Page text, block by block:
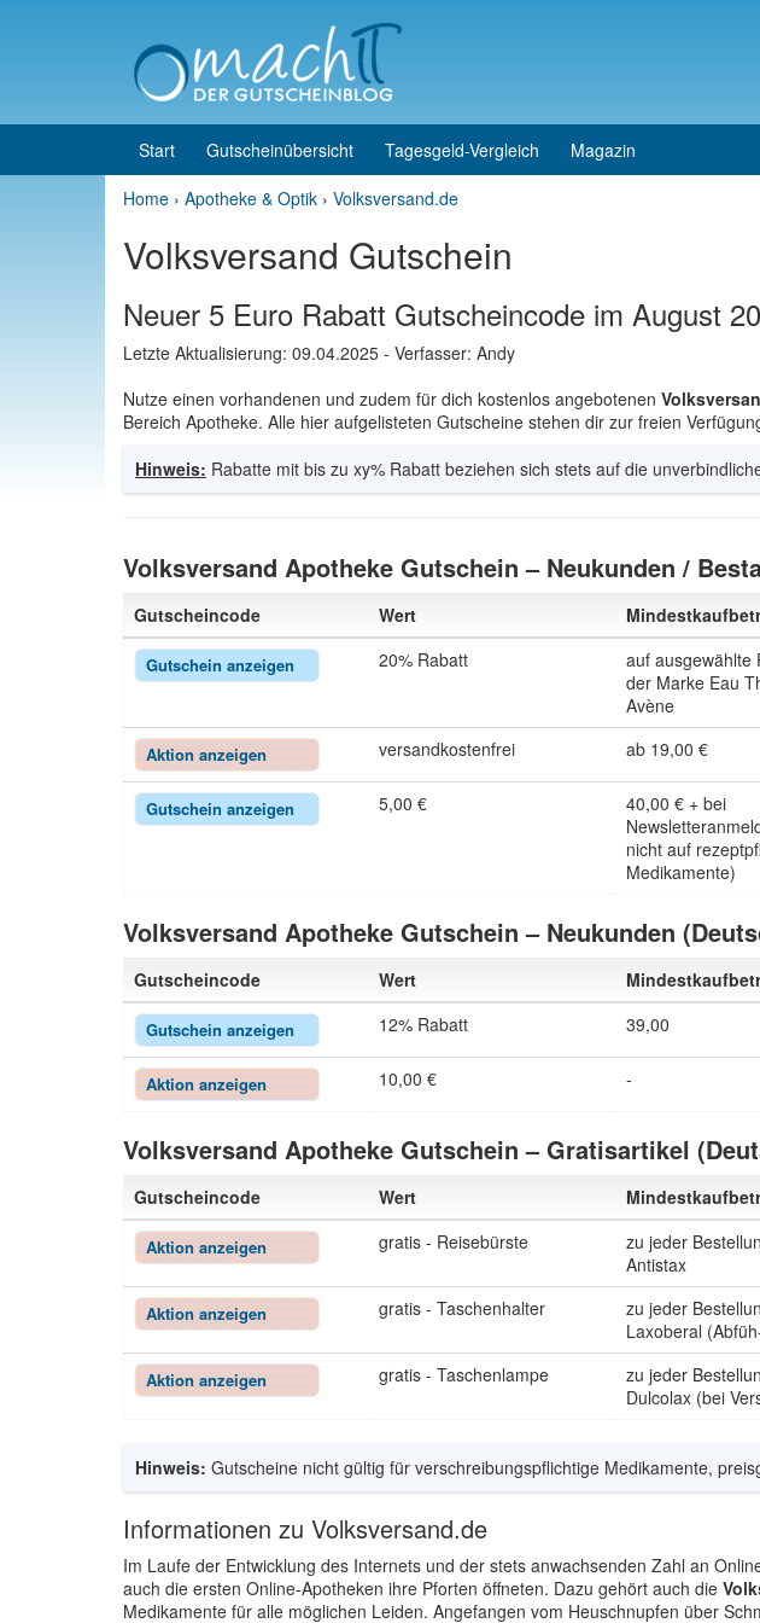
Start Gutscheinübersicht Tagesgeld-Vergleich
Magazin
Home › Apotheke & Optik › Volksversand.de
Volksversand Gutschein
Neuer 5 Euro Rabatt Gutscheincode im August
Letzte Aktualisierung: 09.04.2025 - Verfasser: Andy
Nutze einen vorhandenen und zudem für dich kostenlos angebotenen
Bereich Apotheke. Alle hier aufgelisteten Gutscheine stehen dir zur freien
Hinweis: Rabatte mit bis zu xy% Rabatt beziehen sich stets auf die
Volksversand Apotheke Gutschein – Neukunden /
Gutscheincode Wert
Gutschein anzeigen 20% Rabatt
auf ausgewählte
der Marke Eau
Avène
Aktion anzeigen versandkostenfrei ab 19,00 €
Gutschein anzeigen 5,00 €
40,00 € + bei
nicht auf
Medikamente)
Volksversand Apotheke Gutschein – Neukunden
Gutscheincode Wert
Gutschein anzeigen 12% Rabatt 39,00
Aktion anzeigen 10,00 € -
Volksversand Apotheke Gutschein – Gratisartikel
Gutscheincode Wert
Aktion anzeigen gratis - Reisebürste
zu jeder
Antistax
Aktion anzeigen gratis - Taschenhalter
zu jeder
Laxoberal
Aktion anzeigen gratis - Taschenlampe
zu jeder
Dulcolax (bei
Hinweis: Gutscheine nicht gültig für verschreibungspflichtige Medikamente,
Informationen zu Volksversand.de
Im Laufe der Entwicklung des Internets und der stets anwachsenden Zahl an
auch die ersten Online-Apotheken ihre Pforten öffneten. Dazu gehört auch die
Medikamente für alle möglichen Leiden. Angefangen vom Heuschnupfen über